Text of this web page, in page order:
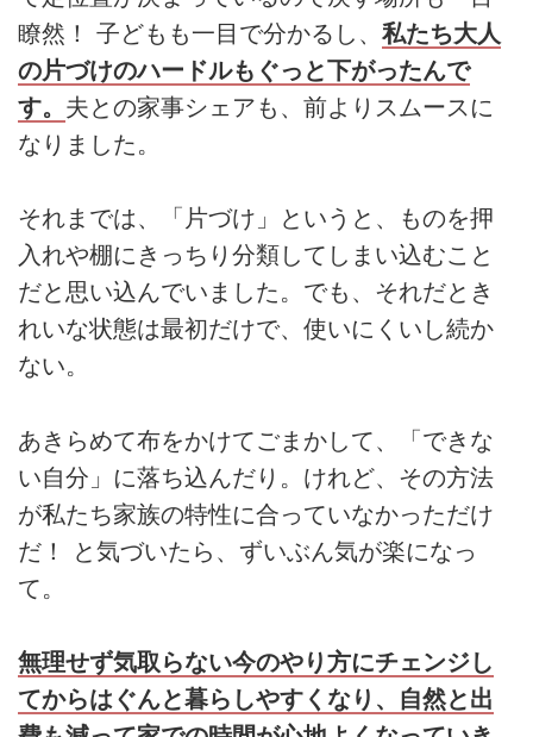
瞭然！ 子どもも一目で分かるし、 私たち大人
の片づけのハードルもぐっと下がったんで
す。 夫との家事シェアも、前よりスムースに
なりました。
それまでは、「片づけ」というと、ものを押
入れや棚にきっちり分類してしまい込むこと
だと思い込んでいました。でも、それだとき
れいな状態は最初だけで、使いにくいし続か
ない。
あきらめて布をかけてごまかして、「できな
い自分」に落ち込んだり。けれど、その方法
が私たち家族の特性に合っていなかっただけ
だ！ と気づいたら、ずいぶん気が楽になっ
て。
無理せず気取らない今のやり方にチェンジし
てからはぐんと暮らしやすくなり、自然と出